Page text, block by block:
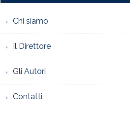
Chi siamo
Il Direttore
Gli Autori
Contatti